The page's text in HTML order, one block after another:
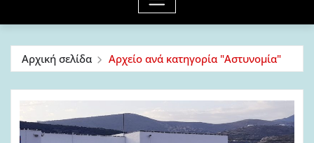
Αρχική σελίδα Αρχείο ανά κατηγορία "Αστυνομία"